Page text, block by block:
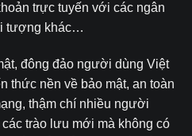
trực tuyến với các ngân
tượng khác…
đông đảo người dùng Việt
thức nền về bảo mật, an toàn
thậm chí nhiều người
các trào lưu mới mà không có